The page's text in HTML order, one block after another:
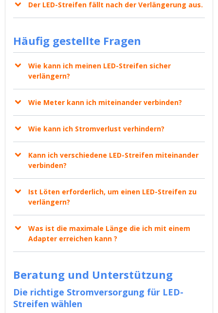
Der LED-Streifen fällt nach der Verlängerung aus.
Häufig gestellte Fragen
Wie kann ich meinen LED-Streifen sicher
verlängern?
Wie Meter kann ich miteinander verbinden?
Wie kann ich Stromverlust verhindern?
Kann ich verschiedene LED-Streifen miteinander
verbinden?
Ist Löten erforderlich, um einen LED-Streifen zu
verlängern?
Was ist die maximale Länge die ich mit einem
Adapter erreichen kann ?
Beratung und Unterstützung
Die richtige Stromversorgung für LED-
Streifen wählen